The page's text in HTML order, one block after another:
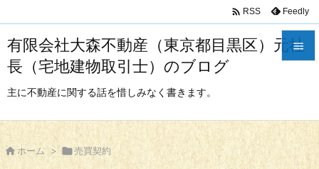
有限会社大森不動産（東京都目黒区）元社
長（宅地建物取引士）のブログ
主に不動産に関する話を惜しみなく書きます。

サイド

前へ
 RSS Feedly
 ホーム > 売買契約